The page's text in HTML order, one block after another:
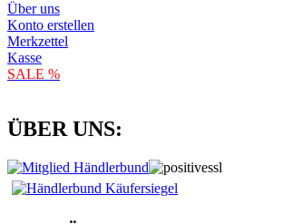
Über uns
Konto erstellen
Merkzettel
Kasse
SALE %
ÜBER UNS: